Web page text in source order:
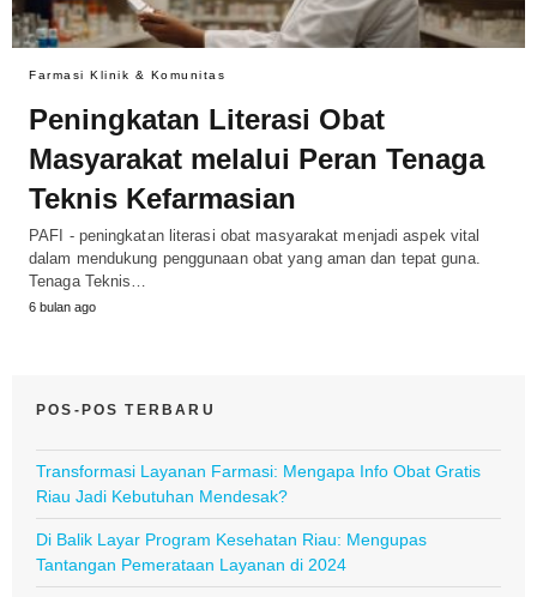
Farmasi Klinik & Komunitas
Peningkatan Literasi Obat
Masyarakat melalui Peran Tenaga
Teknis Kefarmasian
PAFI - peningkatan literasi obat masyarakat menjadi aspek vital
dalam mendukung penggunaan obat yang aman dan tepat guna.
Tenaga Teknis…
6 bulan ago
POS-POS TERBARU
Transformasi Layanan Farmasi: Mengapa Info Obat Gratis
Riau Jadi Kebutuhan Mendesak?
Di Balik Layar Program Kesehatan Riau: Mengupas
Tantangan Pemerataan Layanan di 2024